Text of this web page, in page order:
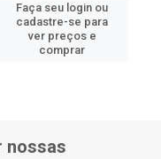
Faça seu login ou
cadastre-se para
ver preços e
comprar
nossas